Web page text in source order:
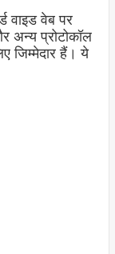
वाइड वेब पर
अन्य प्रोटोकॉल
जिम्मेदार हैं। ये